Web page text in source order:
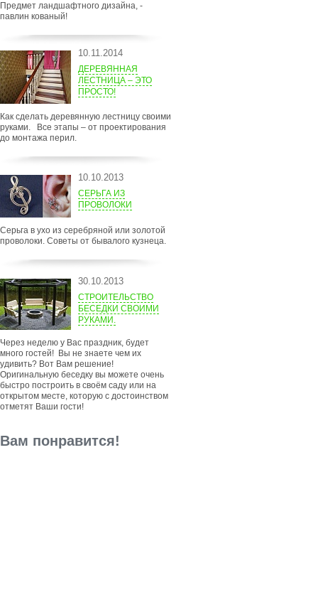
Предмет ландшафтного дизайна, -
павлин кованый!
10.11.2014
ДЕРЕВЯННАЯ
ЛЕСТНИЦА – ЭТО
ПРОСТО!
Как сделать деревянную лестницу своими
руками. Все этапы – от проектирования
до монтажа перил.
10.10.2013
СЕРЬГА ИЗ
ПРОВОЛОКИ
Серьга в ухо из серебряной или золотой
проволоки. Советы от бывалого кузнеца.
30.10.2013
СТРОИТЕЛЬСТВО
БЕСЕДКИ СВОИМИ
РУКАМИ.
Через неделю у Вас праздник, будет
много гостей! Вы не знаете чем их
удивить? Вот Вам решение!
Оригинальную беседку вы можете очень
быстро построить в своём саду или на
открытом месте, которую с достоинством
отметят Ваши гости!
Вам понравится!